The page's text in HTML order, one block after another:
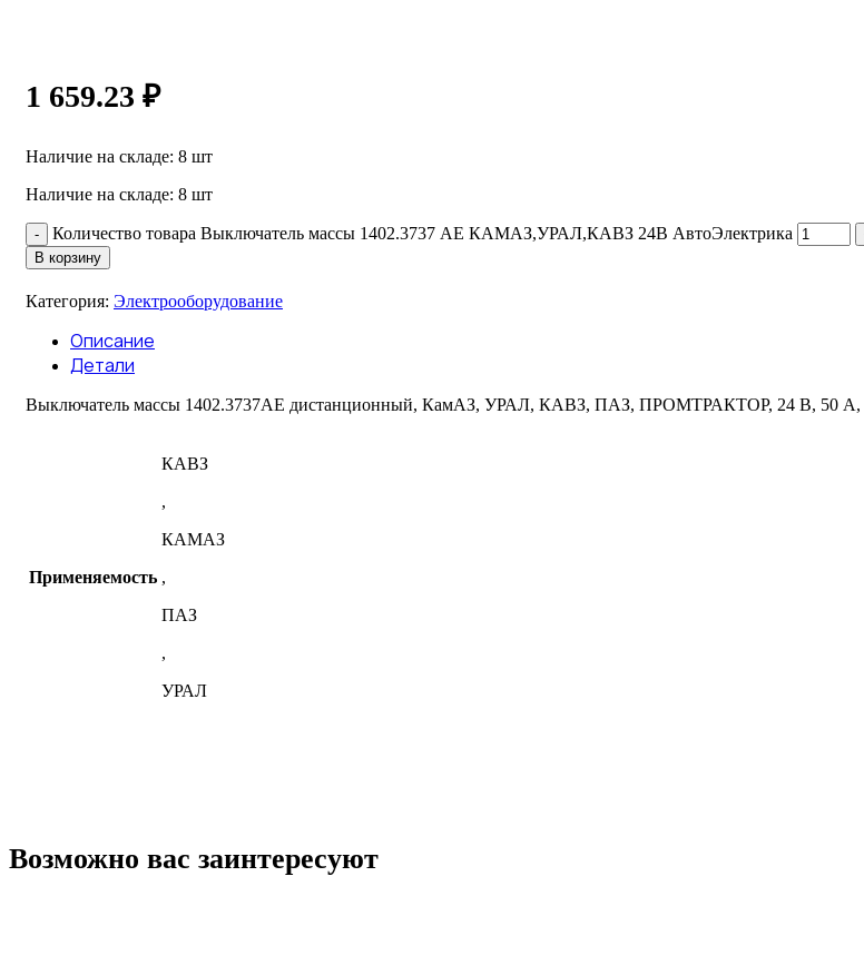
1 659.23 ₽
Наличие на складе: 8 шт
Наличие на складе: 8 шт
Количество товара Выключатель массы 1402.3737 АЕ КАМАЗ,УРАЛ,КАВЗ 24В АвтоЭлектрика
В корзину
Категория: Электрооборудование
Описание
Детали
Выключатель массы 1402.3737АЕ дистанционный, КамАЗ, УРАЛ, КАВЗ, ПАЗ, ПРОМТРАКТОР, 24 В, 50 А,
Применяемость
КАВЗ
,
КАМАЗ
,
ПАЗ
,
УРАЛ
Возможно вас заинтересуют